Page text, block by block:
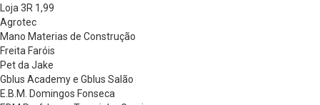
Loja 3R 1,99
Agrotec
Mano Materias de Construção
Freita Faróis
Pet da Jake
Gblus Academy e Gblus Salão
E.B.M. Domingos Fonseca